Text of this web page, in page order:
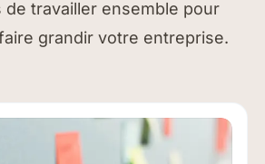
de travailler ensemble pour
grandir votre entreprise.